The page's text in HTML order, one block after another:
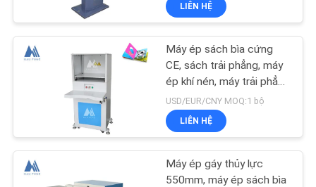
CÁC
VỤ
ĐỒ
TRANG
Máy làm tròn sách
trở lại
25
LIÊN HỆ
Máy ép sách bìa cứng
CE, sách trải phẳng, máy
ép khí nén, máy trải phẳng
MF-PM500
USD/EUR/CNY MOQ:1 bộ
LIÊN HỆ
Máy ép gáy thủy lực
550mm, máy ép sách bìa